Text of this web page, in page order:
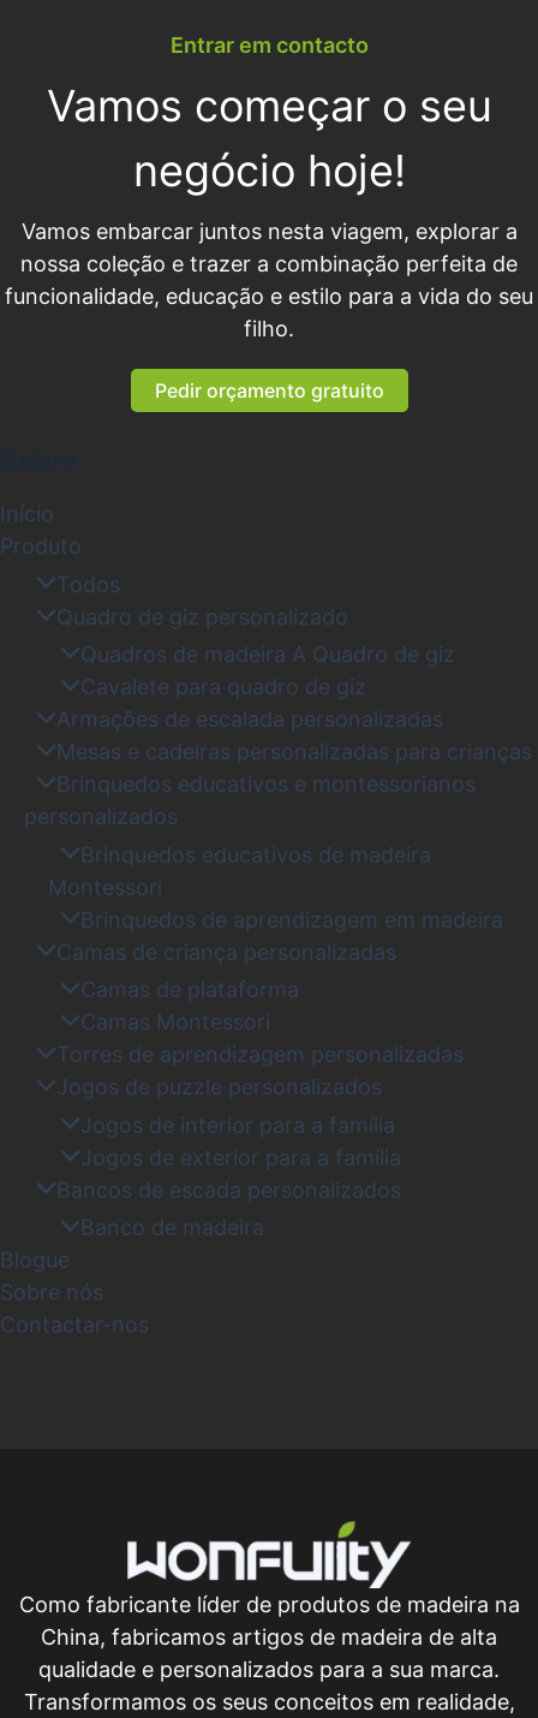
Entrar em contacto
Vamos começar o seu
negócio hoje!
Vamos embarcar juntos nesta viagem, explorar a
nossa coleção e trazer a combinação perfeita de
funcionalidade, educação e estilo para a vida do seu
filho.
Pedir orçamento gratuito
Início
Produto
Todos
Quadro de giz personalizado
Quadros de madeira A Quadro de giz
Cavalete para quadro de giz
Armações de escalada personalizadas
Mesas e cadeiras personalizadas para crianças
Brinquedos educativos e montessorianos
personalizados
Brinquedos educativos de madeira
Montessori
Brinquedos de aprendizagem em madeira
Camas de criança personalizadas
Camas de plataforma
Camas Montessori
Torres de aprendizagem personalizadas
Jogos de puzzle personalizados
Jogos de interior para a família
Jogos de exterior para a família
Bancos de escada personalizados
Banco de madeira
Blogue
Sobre nós
Contactar-nos
Como fabricante líder de produtos de madeira na
China, fabricamos artigos de madeira de alta
qualidade e personalizados para a sua marca.
Transformamos os seus conceitos em realidade,